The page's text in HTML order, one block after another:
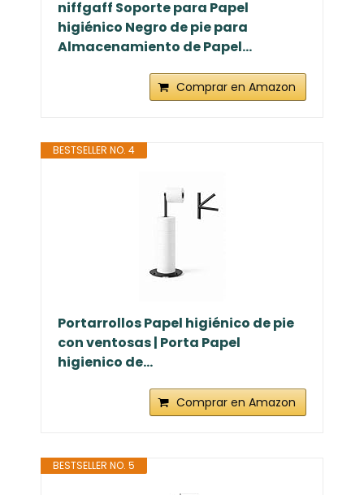
niffgaff Soporte para Papel
higiénico Negro de pie para
Almacenamiento de Papel...
Comprar en Amazon
BESTSELLER NO. 4
Portarrollos Papel higiénico de pie
con ventosas | Porta Papel
higienico de...
Comprar en Amazon
BESTSELLER NO. 5